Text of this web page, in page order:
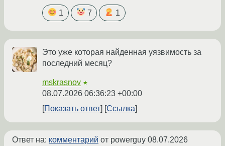
1 7 1
Это уже которая найденная уязвимость за
последний месяц?
mskrasnov ★
08.07.2026 06:36:23 +00:00
Показать ответ
Ссылка
Ответ на: комментарий от powerguy 08.07.2026